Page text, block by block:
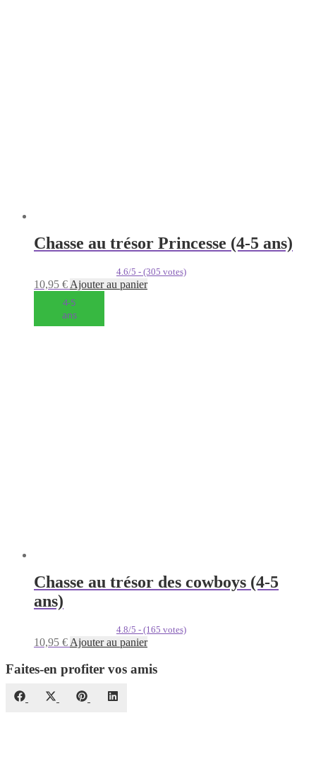
Chasse au trésor Princesse (4-5 ans)
4.6/5 - (305 votes)
10,95 € Ajouter au panier
4-5
ans
Chasse au trésor des cowboys (4-5
ans)
4.8/5 - (165 votes)
10,95 € Ajouter au panier
Faites-en profiter vos amis
Share
FacebookShare
Share
Pinterest